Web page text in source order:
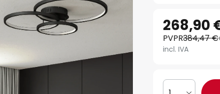
268,90
PVPR384,47 €
incl. IVA